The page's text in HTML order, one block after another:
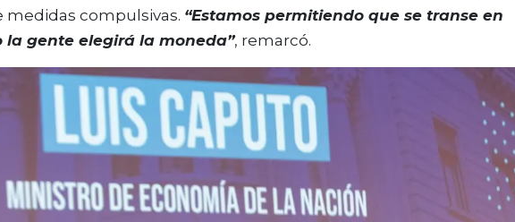
medidas compulsivas. “Estamos permitiendo que se transe en
la gente elegirá la moneda”, remarcó.